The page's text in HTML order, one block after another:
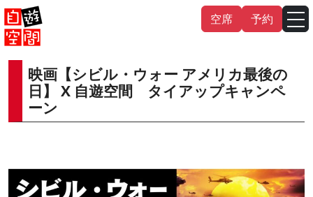
Skip
to
content
空席 予約
映画【シビル・ウォー アメリカ最後の
日】 X 自遊空間 タイアップキャンペ
ーン
English 中文（繁體） 中文（简体）
한국어
日本語